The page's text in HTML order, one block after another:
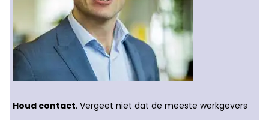
Houd contact. Vergeet niet dat de meeste werkgevers